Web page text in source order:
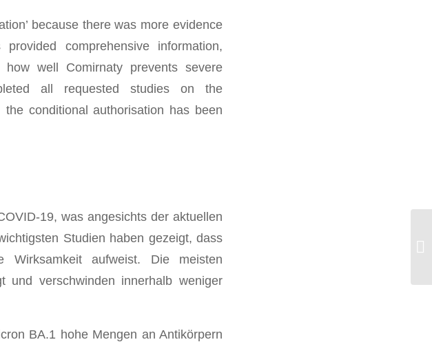
because there was more evidence
comprehensive information,
well Comirnaty prevents severe
all requested studies on the
conditional authorisation has been
19, was angesichts der aktuellen
Studien haben gezeigt, dass
aufweist. Die meisten
und verschwinden innerhalb weniger
BA.1 hohe Mengen an Antikörpern